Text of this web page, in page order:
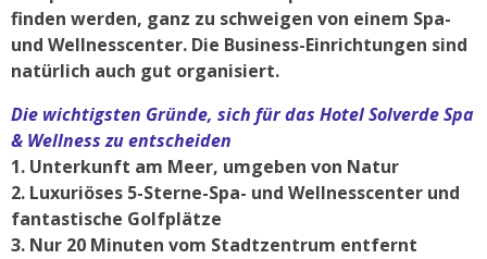
finden werden, ganz zu schweigen von einem Spa-
und Wellnesscenter. Die Business-Einrichtungen sind
natürlich auch gut organisiert.
Die wichtigsten Gründe, sich für das Hotel Solverde Spa
& Wellness zu entscheiden
1. Unterkunft am Meer, umgeben von Natur
2. Luxuriöses 5-Sterne-Spa- und Wellnesscenter und
fantastische Golfplätze
3. Nur 20 Minuten vom Stadtzentrum entfernt